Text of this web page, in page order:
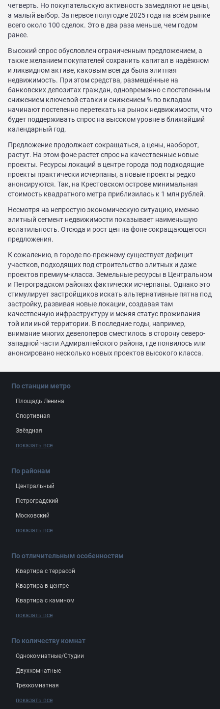
четверть. Но покупательскую активность замедляют не цены,
а малый выбор. За первое полугодие 2025 года на всём рынке
всего около 100 сделок. Это в два раза меньше, чем годом
ранее.
Высокий спрос обусловлен ограниченным предложением, а
также желанием покупателей сохранить капитал в надёжном
и ликвидном активе, каковым всегда была элитная
недвижимость. При этом средства, размещённые на
банковских депозитах граждан, одновременно с постепенным
снижением ключевой ставки и снижением % по вкладам
начинают постепенно перетекать на рынок недвижимости, что
будет поддерживать спрос на высоком уровне в ближайший
календарный год.
Предложение продолжает сокращаться, а цены, наоборот,
растут. На этом фоне растет спрос на качественные новые
проекты. Ресурсы локаций в центре города под подходящие
проекты практически исчерпаны, а новые проекты редко
анонсируются. Так, на Крестовском острове минимальная
стоимость квадратного метра приблизилась к 1 млн рублей.
Несмотря на непростую экономическую ситуацию, именно
элитный сегмент недвижимости показывает наименьшую
волатильность. Отсюда и рост цен на фоне сокращающегося
предложения.
К сожалению, в городе по-прежнему существует дефицит
участков, подходящих под строительство элитных и даже
проектов премиум-класса. Земельные ресурсы в Центральном
и Петроградском районах фактически исчерпаны. Однако это
стимулирует застройщиков искать альтернативные пятна под
застройку, развивая новые локации, создавая там
качественную инфраструктуру и меняя статус проживания
той или иной территории. В последние годы, например,
внимание многих девелоперов сместилось в сторону северо-
западной части Адмиралтейского района, где появилось или
анонсировано несколько новых проектов высокого класса.
По станции метро
Площадь Ленина
Спортивная
Звёздная
показать все
По районам
Центральный
Петроградский
Московский
показать все
По отличительным особенностям
Квартира с террасой
Квартира в центре
Квартира с камином
показать все
По количеству комнат
Однокомнатные/Студии
Двухкомнатные
Трехкомнатная
показать все